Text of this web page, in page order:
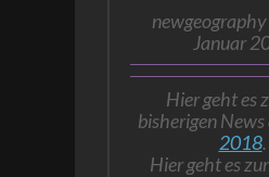
Januar
Hier geht es
bisherigen News
2018.
Hier geht es